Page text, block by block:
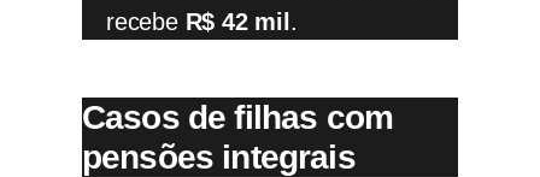
recebe R$ 42 mil .
Casos de filhas com
pensões integrais